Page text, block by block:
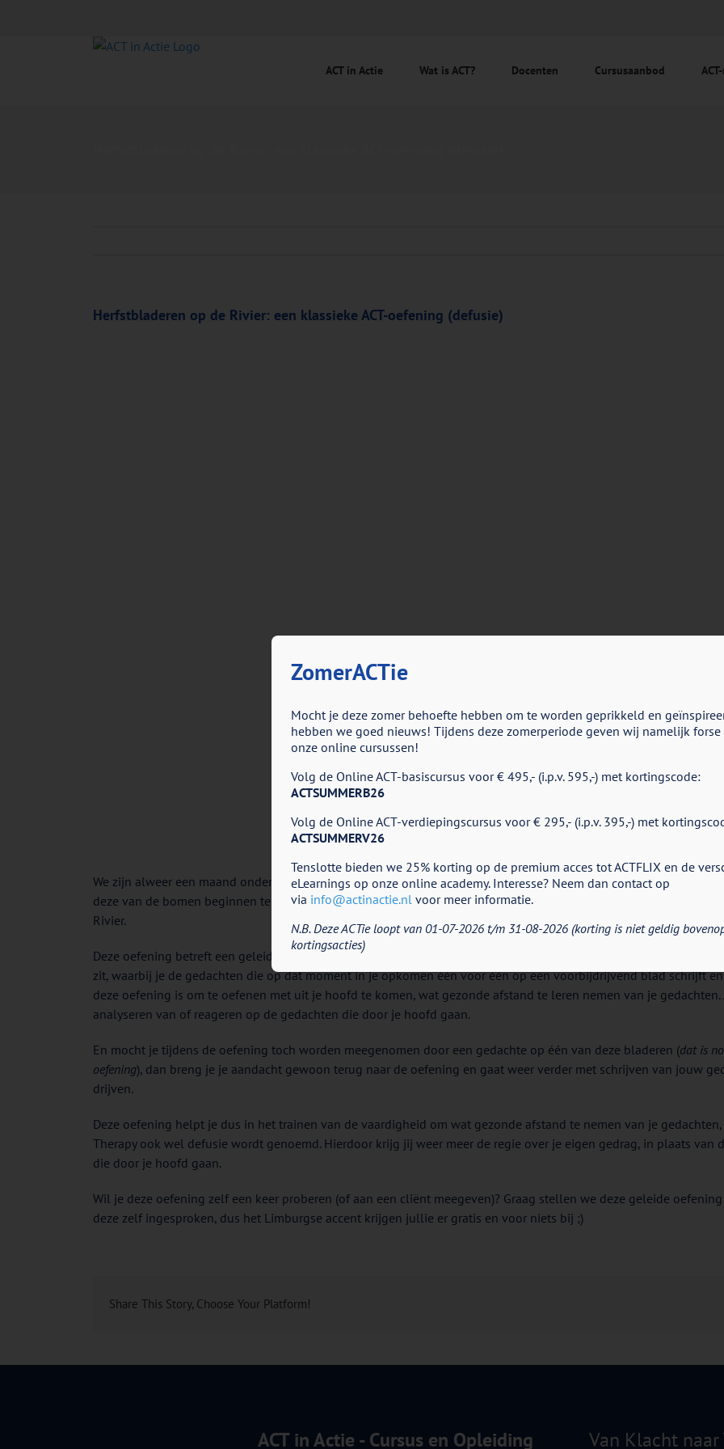
ACT in Actie Wat is ACT? Docenten Cursusaanbod
Herfstbladeren op de Rivier: een klassieke ACT-oefening (defusie)
We zijn alweer een maand onderweg in het herfstseizoen, waarbij de bladeren aan de bomen bonte kleuren
deze van de bomen beginnen te vallen. En het zijn juist deze vallende bladeren die centraal staan bij één van de
Rivier.
Deze oefening betreft een geleide oefening ( in de vorm van een visualisatie
) waarbij je je wordt uitgenodigd in te
zit, waarbij je de gedachten die op dat moment in je opkomen één voor één op een voorbijdrijvend blad schrijft
deze oefening is om te oefenen met uit je hoofd te komen, wat gezonde afstand te leren nemen van je gedachten.
analyseren van of reageren op de gedachten die door je hoofd gaan.
En mocht je tijdens de oefening toch worden meegenomen door een gedachte op één van deze bladeren (dat is
oefening), dan breng je je aandacht gewoon terug naar de oefening en gaat weer verder met schrijven van jouw
drijven.
Deze oefening helpt je dus in het trainen van de vaardigheid om wat gezonde afstand te nemen van je
Therapy ook wel defusie wordt genoemd. Hierdoor krijg jij weer meer de regie over je eigen gedrag, in plaats van
die door je hoofd gaan.
Wil je deze oefening zelf een keer proberen (of aan een cliënt meegeven)? Graag stellen we deze geleide oefening
deze zelf ingesproken, dus het Limburgse accent krijgen jullie er gratis en voor niets bij ;)
Share This Story, Choose Your Platform!
ACT in Actie - Cursus en Opleiding Van Klacht
ZomerACTie
Mocht je deze zomer behoefte hebben om te worden geprikkeld en
hebben we goed nieuws! Tijdens deze zomerperiode geven wij namelijk
onze online cursussen!
Volg de Online ACT-basiscursus voor € 495,- (i.p.v. 595,-) met kortingscode:
ACTSUMMERB26
Volg de Online ACT-verdiepingscursus voor € 295,- (i.p.v. 395,-) met
ACTSUMMERV26
Tenslotte bieden we 25% korting op de premium acces tot ACTFLIX en de
eLearnings op onze online academy. Interesse? Neem dan contact op
via info@actinactie.nl voor meer informatie.
N.B. Deze ACTie loopt van 01-07-2026 t/m 31-08-2026 (korting is niet geldig
kortingsacties)